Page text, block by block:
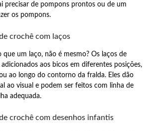
precisar de pompons prontos ou de um
os pompons.
crochê com laços
que um laço, não é mesmo? Os laços de
aos bicos em diferentes posições,
ao longo do contorno da fralda. Eles dão
ao visual e podem ser feitos com linha de
adequada.
crochê com desenhos infantis